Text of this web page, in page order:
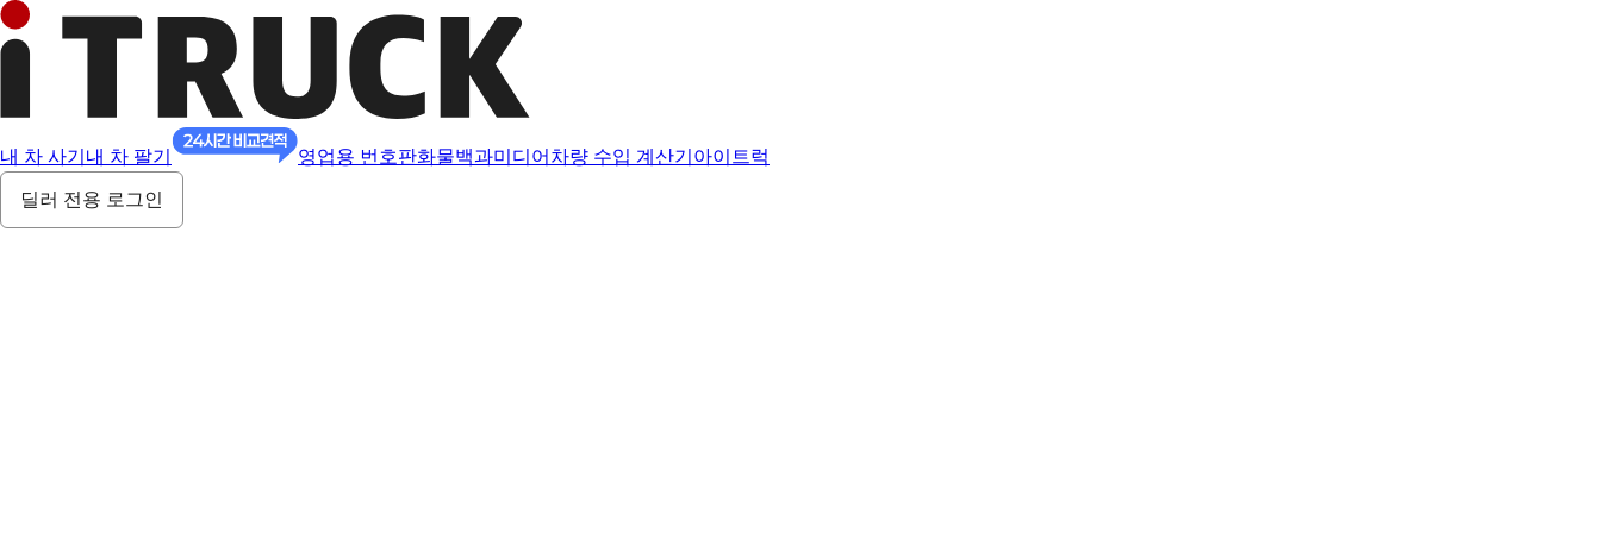
내 차 사기 내 차 팔기 영업용 번호판화물백과미디어 차량 수입 계산기 아이트럭
딜러 전용 로그인